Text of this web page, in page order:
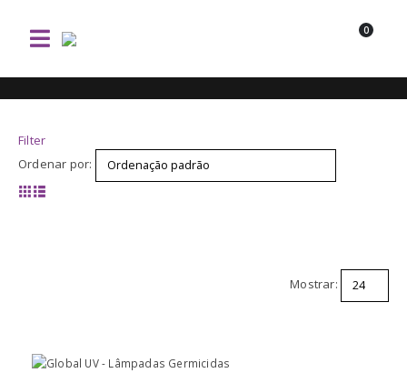
0
Filter
Ordenar por:
Mostrar: